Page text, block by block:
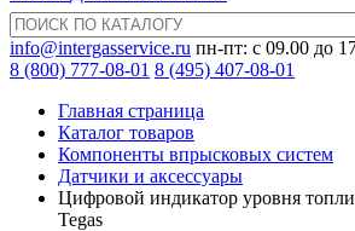
info@intergasservice.ru пн-пт: с 09.00 до
8 (800) 777-08-01 8 (495) 407-08-01
Главная страница
Каталог товаров
Компоненты впрысковых систем
Датчики и аксессуары
Цифровой индикатор уровня
Tegas